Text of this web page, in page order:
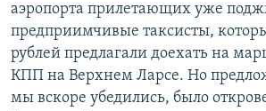
аэропорта прилетающих уже
предприимчивые таксисты,
рублей предлагали доехать на
КПП на Верхнем Ларсе. Но
мы вскоре убедились, было